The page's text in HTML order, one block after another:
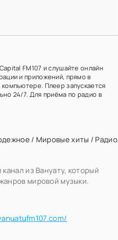
FM107 и слушайте онлайн
и приложений, прямо в
Плеер запускается
24/7. Для приёма по радио в
/ Мировые хиты / Радио
из Вануату, который
мировой музыки.